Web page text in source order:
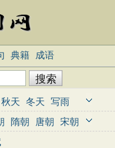
典籍 成语
秋天 冬天
写雨
菊花 柳树
月亮
儿童 写鸟
写马
隋朝 唐朝
宋朝